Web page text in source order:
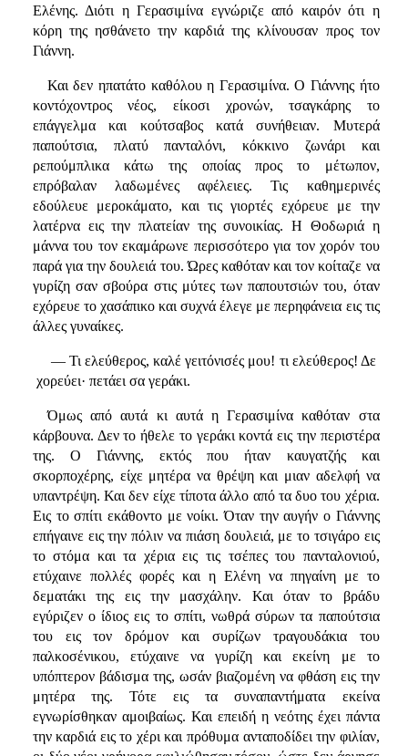
Ελένης. Διότι η Γερασιμίνα εγνώριζε από καιρόν ότι η
κόρη της ησθάνετο την καρδιά της κλίνουσαν προς τον
Γιάννη.
Και δεν ηπατάτο καθόλου η Γερασιμίνα. Ο Γιάννης ήτο
κοντόχοντρος νέος, είκοσι χρονών, τσαγκάρης το
επάγγελμα και κούτσαβος κατά συνήθειαν. Μυτερά
παπούτσια, πλατύ πανταλόνι, κόκκινο ζωνάρι και
ρεπούμπλικα κάτω της οποίας προς το μέτωπον,
επρόβαλαν λαδωμένες αφέλειες. Τις καθημερινές
εδούλευε μεροκάματο, και τις γιορτές εχόρευε με την
λατέρνα εις την πλατείαν της συνοικίας. Η Θοδωριά η
μάννα του τον εκαμάρωνε περισσότερο για τον χορόν του
παρά για την δουλειά του. Ώρες καθόταν και τον κοίταζε να
γυρίζη σαν σβούρα στις μύτες των παπουτσιών του, όταν
εχόρευε το χασάπικο και συχνά έλεγε με περηφάνεια εις τις
άλλες γυναίκες.
— Τι ελεύθερος, καλέ γειτόνισές μου! τι ελεύθερος! Δε
χορεύει· πετάει σα γεράκι.
Όμως από αυτά κι αυτά η Γερασιμίνα καθόταν στα
κάρβουνα. Δεν το ήθελε το γεράκι κοντά εις την περιστέρα
της. Ο Γιάννης, εκτός που ήταν καυγατζής και
σκορποχέρης, είχε μητέρα να θρέψη και μιαν αδελφή να
υπαντρέψη. Και δεν είχε τίποτα άλλο από τα δυο του χέρια.
Εις το σπίτι εκάθοντο με νοίκι. Όταν την αυγήν ο Γιάννης
επήγαινε εις την πόλιν να πιάση δουλειά, με το τσιγάρο εις
το στόμα και τα χέρια εις τις τσέπες του πανταλονιού,
ετύχαινε πολλές φορές και η Ελένη να πηγαίνη με το
δεματάκι της εις την μασχάλην. Και όταν το βράδυ
εγύριζεν ο ίδιος εις το σπίτι, νωθρά σύρων τα παπούτσια
του εις τον δρόμον και συρίζων τραγουδάκια του
παλκοσένικου, ετύχαινε να γυρίζη και εκείνη με το
υπόπτερον βάδισμα της, ωσάν βιαζομένη να φθάση εις την
μητέρα της. Τότε εις τα συναπαντήματα εκείνα
εγνωρίσθηκαν αμοιβαίως. Και επειδή η νεότης έχει πάντα
την καρδιά εις το χέρι και πρόθυμα ανταποδίδει την φιλίαν,